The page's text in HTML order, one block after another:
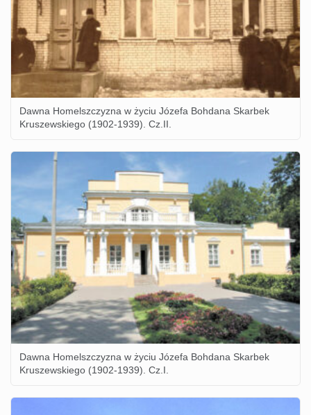
Dawna Homelszczyzna w życiu Józefa Bohdana Skarbek
Kruszewskiego (1902-1939). Cz.II.
Dawna Homelszczyzna w życiu Józefa Bohdana Skarbek
Kruszewskiego (1902-1939). Cz.I.